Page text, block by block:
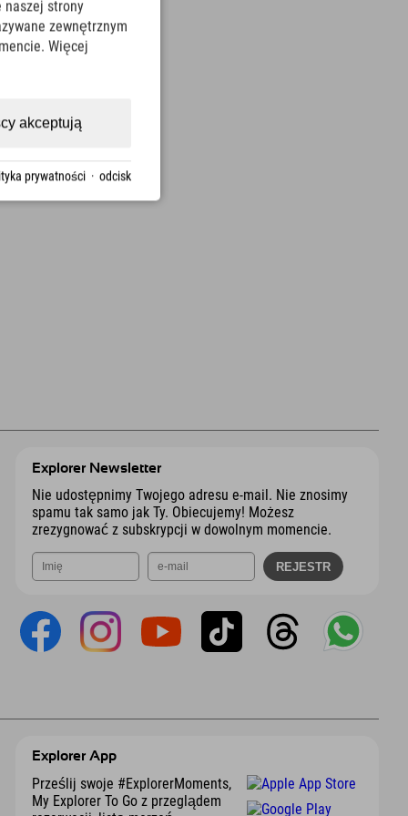
Explorer Newsletter
Nie udostępnimy Twojego adresu e-mail. Nie znosimy
spamu tak samo jak Ty. Obiecujemy! Możesz
zrezygnować z subskrypcji w dowolnym momencie.
Explorer App
Prześlij swoje #ExplorerMoments,
My Explorer To Go z przeglądem
naszej strony
zewnętrznym
Więcej
akceptują
prywatności · odcisk